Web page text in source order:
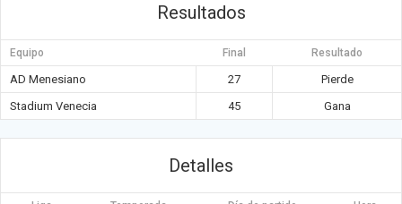
Resultados
Equipo Final Resultado
AD Menesiano 27
Pierde
Stadium Venecia
45 Gana
Detalles